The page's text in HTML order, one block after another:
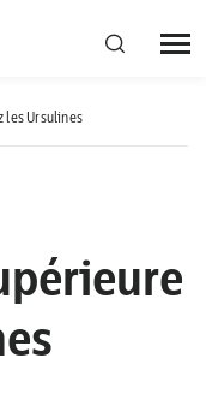
les Ursulines